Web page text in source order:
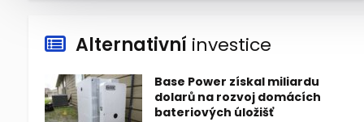
Alternativní investice
Base Power získal miliardu
dolarů na rozvoj domácích
bateriových úložišť